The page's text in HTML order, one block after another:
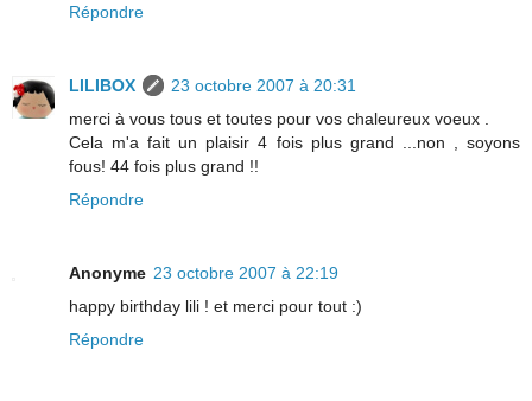
Répondre
LILIBOX
23 octobre 2007 à 20:31
merci à vous tous et toutes pour vos chaleureux voeux .
Cela m'a fait un plaisir 4 fois plus grand ...non , soyons
fous! 44 fois plus grand !!
Répondre
Anonyme 23 octobre 2007 à 22:19
happy birthday lili ! et merci pour tout :)
Répondre